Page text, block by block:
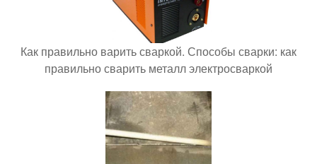
Как правильно варить сваркой. Способы сварки: как
правильно сварить металл электросваркой